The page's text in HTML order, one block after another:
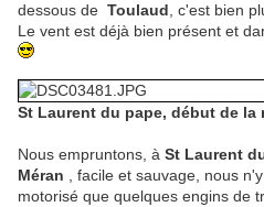
dessous de Toulaud , c'est bien
Le vent est déjà bien présent et
St Laurent du pape, début de la
Nous empruntons, à St Laurent
Méran , facile et sauvage, nous
motorisé que quelques engins de